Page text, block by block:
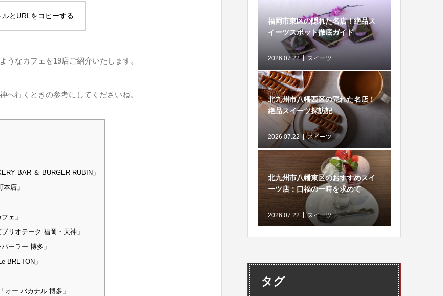
とURLをコピーする
うなカフェを19店ご紹介いたします。
へ行くときの参考にしてくださいね。
BAR ＆ BURGER RUBIN」
店」
ェ」
リオテーク 福岡・天神」
ーラー 博多」
BRETON」
オー バカナル 博多」
福岡市東区の隠れた名店！絶品ス
イーツスポット徹底ガイド
2026.07.22 スイーツ
北九州市八幡西区の隠れた名店！
絶品スイーツ探訪記
2026.07.22 スイーツ
北九州市八幡東区のおすすめスイ
ーツ店：口福の一時を求めて
2026.07.22 スイーツ
タグ